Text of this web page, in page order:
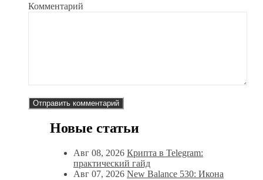
Комментарий
Новые статьи
Авг 08, 2026 Крипта в Telegram:
практический гайд
Авг 07, 2026 New Balance 530: Икона